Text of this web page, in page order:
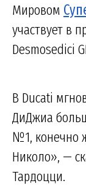
Мировом
участвует в
Desmosedici
В Ducati
ДиДжиа
№1, конечно
Николо», —
Тардоцци.